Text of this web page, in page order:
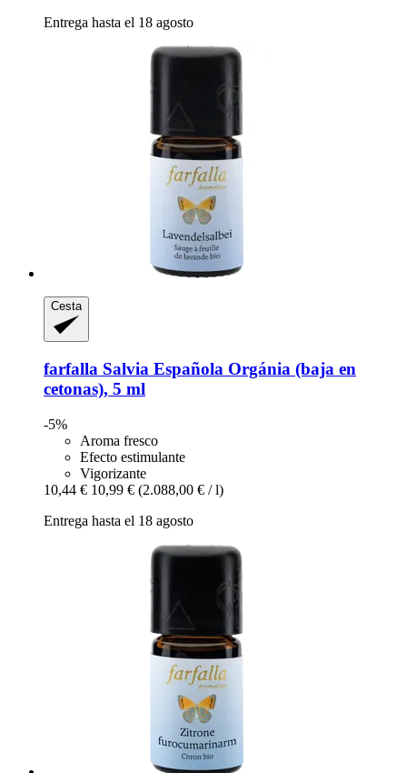
Entrega hasta el 18 agosto
Cesta
farfalla Salvia Española Orgánia (baja en
cetonas), 5 ml
-5%
Aroma fresco
Efecto estimulante
Vigorizante
10,44 € 10,99 € (2.088,00 € / l)
Entrega hasta el 18 agosto